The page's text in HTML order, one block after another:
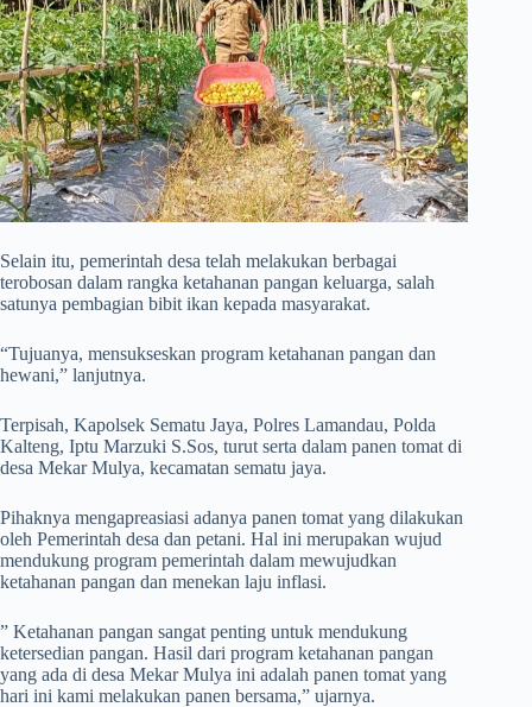
Selain itu, pemerintah desa telah melakukan berbagai
terobosan dalam rangka ketahanan pangan keluarga, salah
satunya pembagian bibit ikan kepada masyarakat.
“Tujuanya, mensukseskan program ketahanan pangan dan
hewani,” lanjutnya.
Terpisah, Kapolsek Sematu Jaya, Polres Lamandau, Polda
Kalteng, Iptu Marzuki S.Sos, turut serta dalam panen tomat di
desa Mekar Mulya, kecamatan sematu jaya.
Pihaknya mengapreasiasi adanya panen tomat yang dilakukan
oleh Pemerintah desa dan petani. Hal ini merupakan wujud
mendukung program pemerintah dalam mewujudkan
ketahanan pangan dan menekan laju inflasi.
” Ketahanan pangan sangat penting untuk mendukung
ketersedian pangan. Hasil dari program ketahanan pangan
yang ada di desa Mekar Mulya ini adalah panen tomat yang
hari ini kami melakukan panen bersama,” ujarnya.